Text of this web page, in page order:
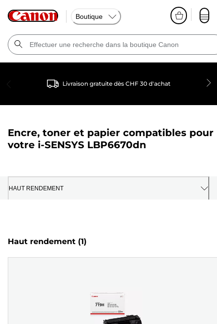
Boutique
Livraison gratuite dès CHF 30 d'achat
Encre, toner et papier compatibles pour
votre i-SENSYS LBP6670dn
HAUT RENDEMENT
Haut rendement (1)